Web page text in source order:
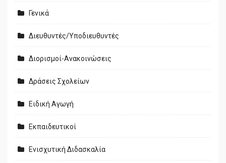
Γενικά
Διευθυντές/Υποδιευθυντές
Διορισμοί-Ανακοινώσεις
Δράσεις Σχολείων
Ειδική Αγωγή
Εκπαιδευτικοί
Ενισχυτική Διδασκαλία